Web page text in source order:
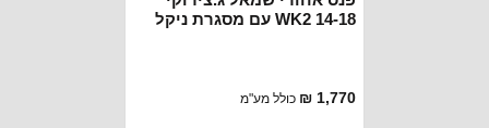
WK2 14-18 עם מסגרת ניקל
1,770 ₪ כולל מע"מ